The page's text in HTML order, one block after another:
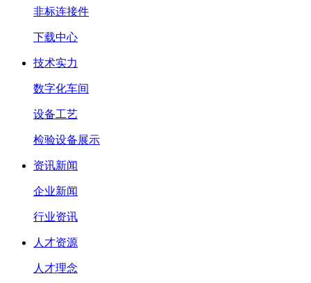
非标连接件
下载中心
技术实力
数字化车间
设备工艺
检验设备展示
资讯新闻
企业新闻
行业资讯
人才资源
人才理念